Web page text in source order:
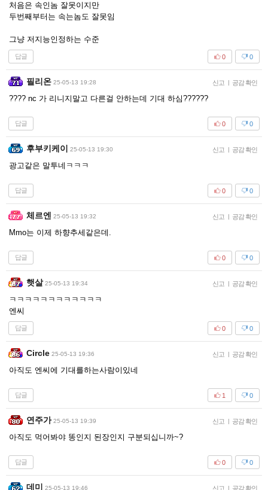
처음은 속인놈 잘못이지만
두번째부터는 속는놈도 잘못임
그냥 저지능인정하는 수준
답글 0
0
필리온 25-05-13 19:28 신고 | 공감 확인
???? nc 가 리니지말고 다른걸 안하는데 기대 하심??????
답글 0
0
후부키케이 25-05-13 19:30 신고 | 공감 확인
광고같은 말투네ㅋㅋㅋ
답글 0
0
체르엔 25-05-13 19:32 신고 | 공감 확인
Mmo는 이제 하향추세같은데.
답글 0
0
햇살 25-05-13 19:34 신고 | 공감 확인
ㅋㅋㅋㅋㅋㅋㅋㅋㅋㅋㅋㅋ
엔씨
답글 0
0
Circle 25-05-13 19:36 신고 | 공감 확인
아직도 엔씨에 기대를하는사람이있네
답글 0
1
연주가 25-05-13 19:39 신고 | 공감 확인
아직도 먹어봐야 똥인지 된장인지 구분되십니까~?
답글 0
0
데미 25-05-13 19:46 신고 | 공감 확인